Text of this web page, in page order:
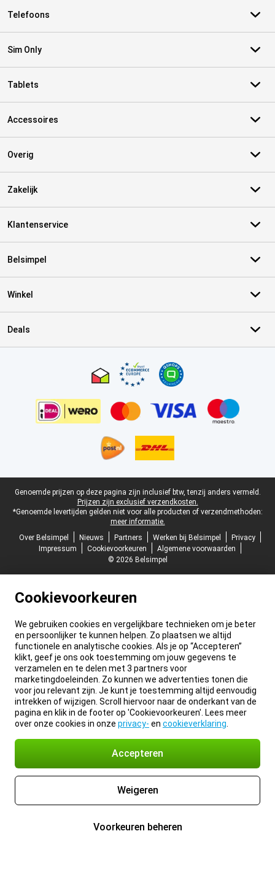
Telefoons
Sim Only
Tablets
Accessoires
Overig
Zakelijk
Klantenservice
Belsimpel
Winkel
Deals
Juridische voettekst
Genoemde prijzen op deze pagina zijn inclusief btw, tenzij anders vermeld.
Prijzen zijn exclusief verzendkosten.
*Genoemde levertijden gelden niet voor alle producten of verzendmethoden:
meer informatie.
Over Belsimpel
Nieuws Partners Werken bij Belsimpel
Privacy
Impressum
Cookievoorkeuren
Algemene voorwaarden
© 2026 Belsimpel
Cookievoorkeuren
We gebruiken cookies en vergelijkbare technieken om je beter
en persoonlijker te kunnen helpen. Zo plaatsen we altijd
functionele en analytische cookies. Als je op “Accepteren”
klikt, geef je ons ook toestemming om jouw gegevens te
verzamelen en te delen met 3 partners voor
marketingdoeleinden. Zo kunnen we advertenties tonen die
voor jou relevant zijn. Je kunt je toestemming altijd eenvoudig
intrekken of wijzigen. Scroll hiervoor naar de onderkant van de
pagina en klik in de footer op 'Cookievoorkeuren'. Lees meer
over onze cookies in onze privacy- en cookieverklaring
Accepteren
Weigeren
Voorkeuren beheren